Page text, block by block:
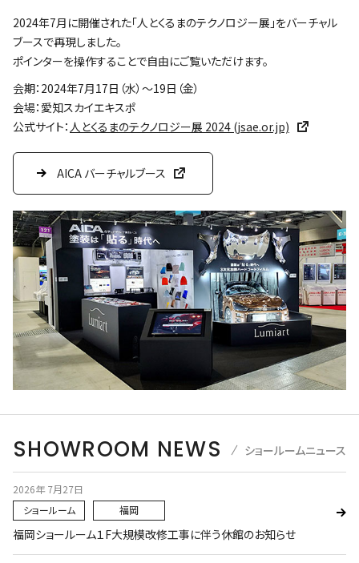
2024年7月に開催された「人とくるまのテクノロジー展」をバーチャル
ブースで再現しました。
ポインターを操作することで自由にご覧いただけます。
会期：2024年7月17日（水）～19日（金）
会場：愛知スカイエキスポ
公式サイト： 人とくるまのテクノロジー展 2024 (jsae.or.jp)
AICA バーチャルブース
SHOWROOM NEWS ショールームニュース
2026年 7月27日
ショールーム
福岡
福岡ショールーム１F大規模改修工事に伴う休館のお知らせ